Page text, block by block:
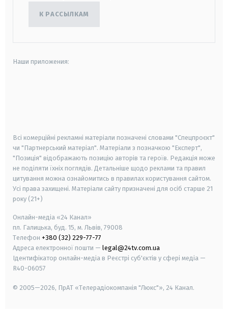
К РАССЫЛКАМ
Наши приложения:
Всі комерційні рекламні матеріали позначені словами "Спецпроєкт"
чи "Партнерський матеріал". Матеріали з позначкою "Експерт",
"Позиція" відображають позицію авторів та героїв. Редакція може
не поділяти їхніх поглядів. Детальніше щодо реклами та правил
цитування можна ознайомитись в правилах користування сайтом.
Усі права захищені. Матеріали сайту призначені для осіб старше 21
року (21+)
Онлайн-медіа «24 Канал»
пл. Галицька, буд. 15, м. Львів, 79008
Телефон +380 (32) 229-77-77
Адреса електронної пошти — legal@24tv.com.ua
Ідентифікатор онлайн-медіа в Реєстрі суб'єктів у сфері медіа —
R40-06057
© 2005—2026, ПрАТ «Телерадіокомпанія "Люкс"», 24 Канал.